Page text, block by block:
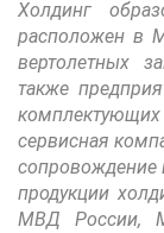
Холдинг
расположен в
вертолетных
также
сервисная
сопровождение
продукции
МВД России,